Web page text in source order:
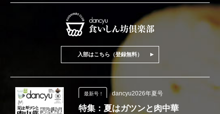
入部はこちら（登録無料）
最新号！ dancyu2026年夏号
特集：夏はガツンと肉中華